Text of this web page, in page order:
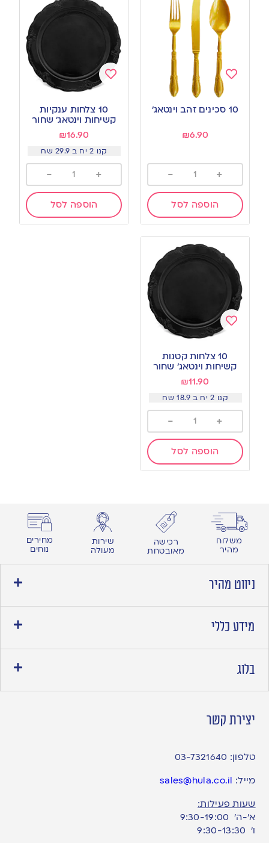
Add
to
10 סכינים זהב וינטאג’
₪6.90
+
-
הוספה לסל
to
wishlist
10 צלחות ענקיות
קשיחות וינטאג׳ שחור
₪16.90
קנו 2 יח ב 29.9 שח
+
-
הוספה לסל
wishlist
10 צלחות קטנות
קשיחות וינטאג׳ שחור
₪11.90
קנו 2 יח ב 18.9 שח
+
-
הוספה לסל
משלוח
מהיר
רכישה
מאובטחת
שירות
מעולה
מחירים
נוחים
ניווט מהיר
מידע כללי
בלוג
יצירת קשר
טלפון: 03-7321640
מייל: sales@hula.co.il
שעות פעילות:
א’-ה’ 9:30-19:00
ו׳ 9:30-13:30